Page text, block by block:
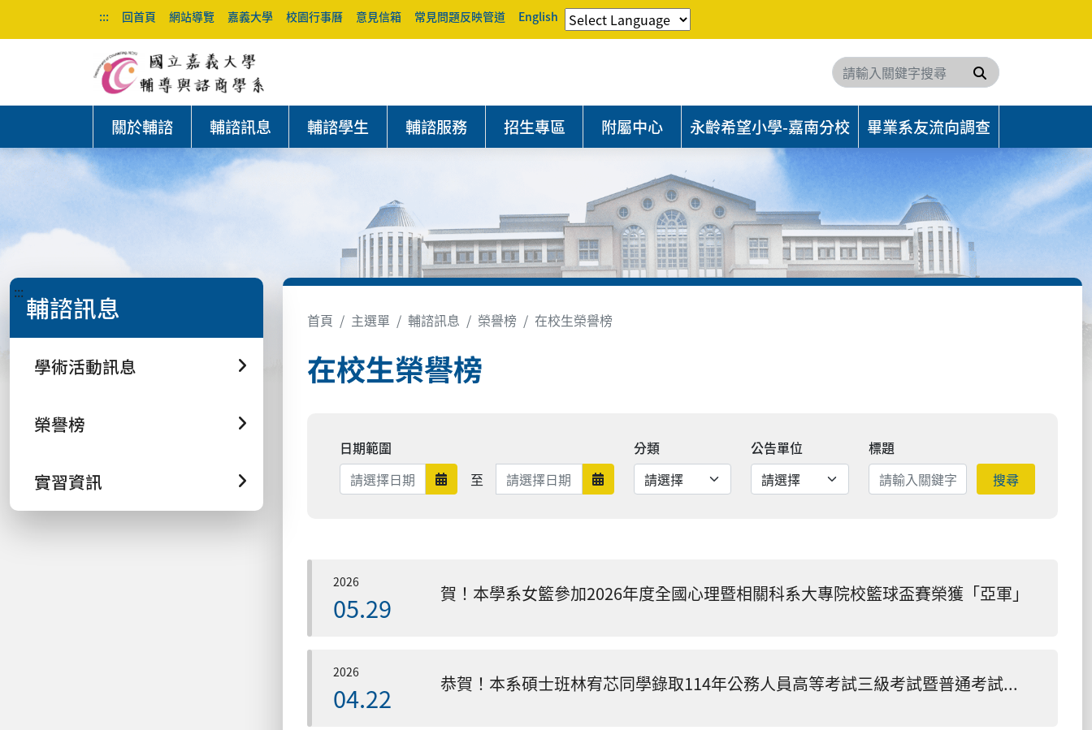
::: 回首頁 網站導覽 嘉義大學 校園行事曆 意見信箱 常見問題反映管道 English
搜尋
關於輔諮 輔諮訊息 輔諮學生 輔諮服務 招生專區 附屬中心 永齡希望小學-嘉南分校 畢業系友流向調查
::: 輔諮訊息
學術活動訊息
榮譽榜
實習資訊
首頁 主選單 輔諮訊息 榮譽榜 在校生榮譽榜
在校生榮譽榜
日期範圍
日期範圍開始
至 日期範圍結束 日期範圍結束
分類 公告單位
標題
搜尋
2026
05.29 賀！本學系女籃參加2026年度全國心理暨相關科系大專院校籃球盃賽榮獲「亞軍」
2026
04.22 恭賀！本系碩士班林宥芯同學錄取114年公務人員高等考試三級考試暨普通考試社勞行政職系勞工行政類科